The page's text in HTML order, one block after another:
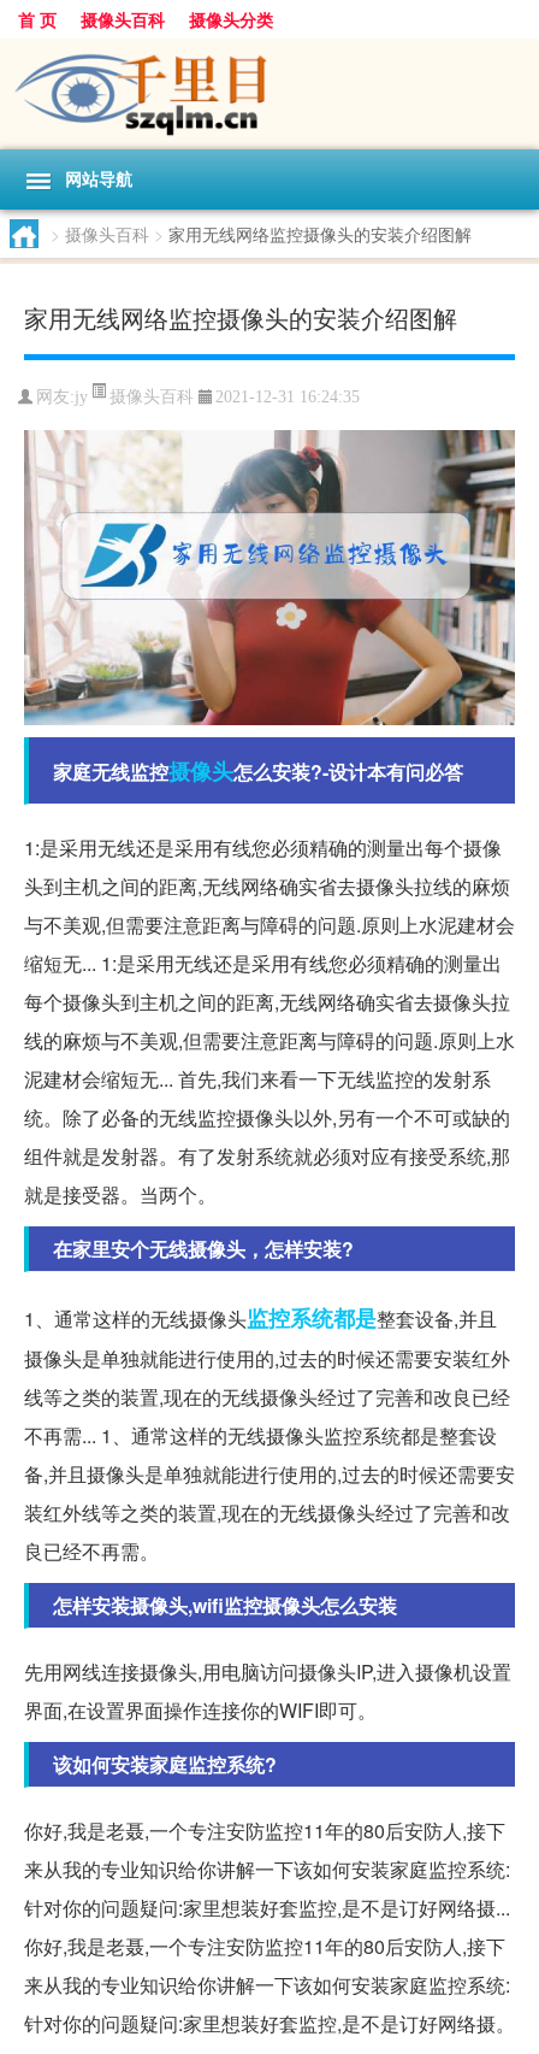
首 页 摄像头百科 摄像头分类
网站导航
> 摄像头百科 > 家用无线网络监控摄像头的安装介绍图解
家用无线网络监控摄像头的安装介绍图解
网友:jy 摄像头百科 2021-12-31 16:24:35
家庭无线监控摄像头怎么安装?-设计本有问必答
1:是采用无线还是采用有线您必须精确的测量出每个摄像
头到主机之间的距离,无线网络确实省去摄像头拉线的麻烦
与不美观,但需要注意距离与障碍的问题.原则上水泥建材会
缩短无... 1:是采用无线还是采用有线您必须精确的测量出
每个摄像头到主机之间的距离,无线网络确实省去摄像头拉
线的麻烦与不美观,但需要注意距离与障碍的问题.原则上水
泥建材会缩短无... 首先,我们来看一下无线监控的发射系
统。除了必备的无线监控摄像头以外,另有一个不可或缺的
组件就是发射器。有了发射系统就必须对应有接受系统,那
就是接受器。当两个。
在家里安个无线摄像头，怎样安装?
1、通常这样的无线摄像头监控系统都是整套设备,并且
摄像头是单独就能进行使用的,过去的时候还需要安装红外
线等之类的装置,现在的无线摄像头经过了完善和改良已经
不再需... 1、通常这样的无线摄像头监控系统都是整套设
备,并且摄像头是单独就能进行使用的,过去的时候还需要安
装红外线等之类的装置,现在的无线摄像头经过了完善和改
良已经不再需。
怎样安装摄像头,wifi监控摄像头怎么安装
先用网线连接摄像头,用电脑访问摄像头IP,进入摄像机设置
界面,在设置界面操作连接你的WIFI即可。
该如何安装家庭监控系统?
你好,我是老聂,一个专注安防监控11年的80后安防人,接下
来从我的专业知识给你讲解一下该如何安装家庭监控系统:
针对你的问题疑问:家里想装好套监控,是不是订好网络摄...
你好,我是老聂,一个专注安防监控11年的80后安防人,接下
来从我的专业知识给你讲解一下该如何安装家庭监控系统:
针对你的问题疑问:家里想装好套监控,是不是订好网络摄。